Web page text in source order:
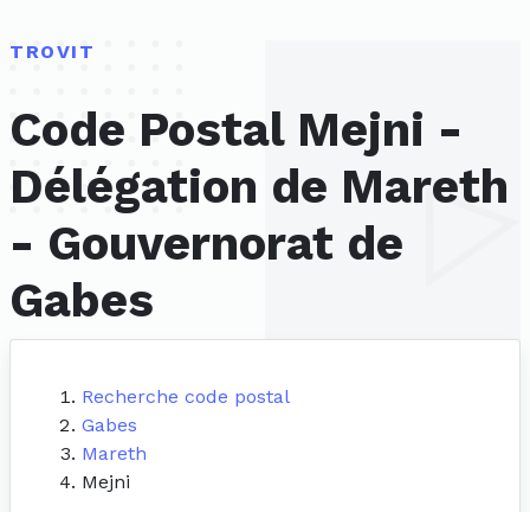
TROVIT
Code Postal Mejni -
Délégation de Mareth
- Gouvernorat de
Gabes
Recherche code postal
Gabes
Mareth
Mejni